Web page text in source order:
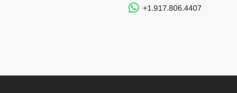
+1.917.806.4407